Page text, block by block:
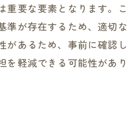
要な要素となります。
準が存在するため、適
あるため、事前に確認
を軽減できる可能性が